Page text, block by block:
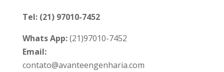
Tel: (21) 97010-7452
Whats App:(21)97010-7452
Email:
contato@avanteengenharia.com